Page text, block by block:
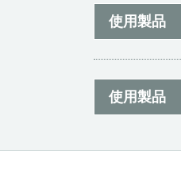
使用製品
使用製品